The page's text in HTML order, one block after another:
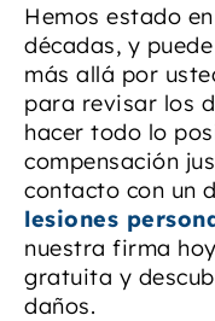
Hemos estado
décadas, y
más allá por
para revisar los
hacer todo lo
compensación
contacto con un
lesiones
nuestra firma
gratuita y
daños.